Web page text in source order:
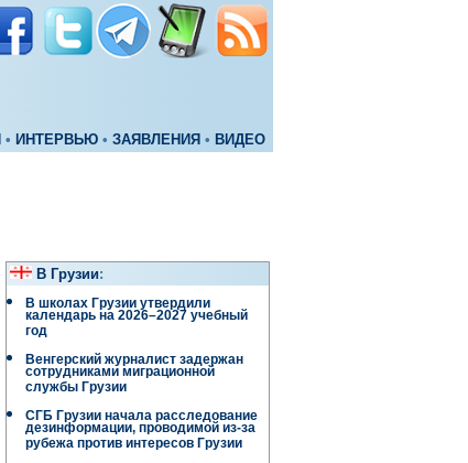
• ИНТЕРВЬЮ • ЗАЯВЛЕНИЯ • ВИДЕО
В Грузии:
В школах Грузии утвердили
календарь на 2026–2027 учебный
год
Венгерский журналист задержан
сотрудниками миграционной
службы Грузии
СГБ Грузии начала расследование
дезинформации, проводимой из-за
рубежа против интересов Грузии